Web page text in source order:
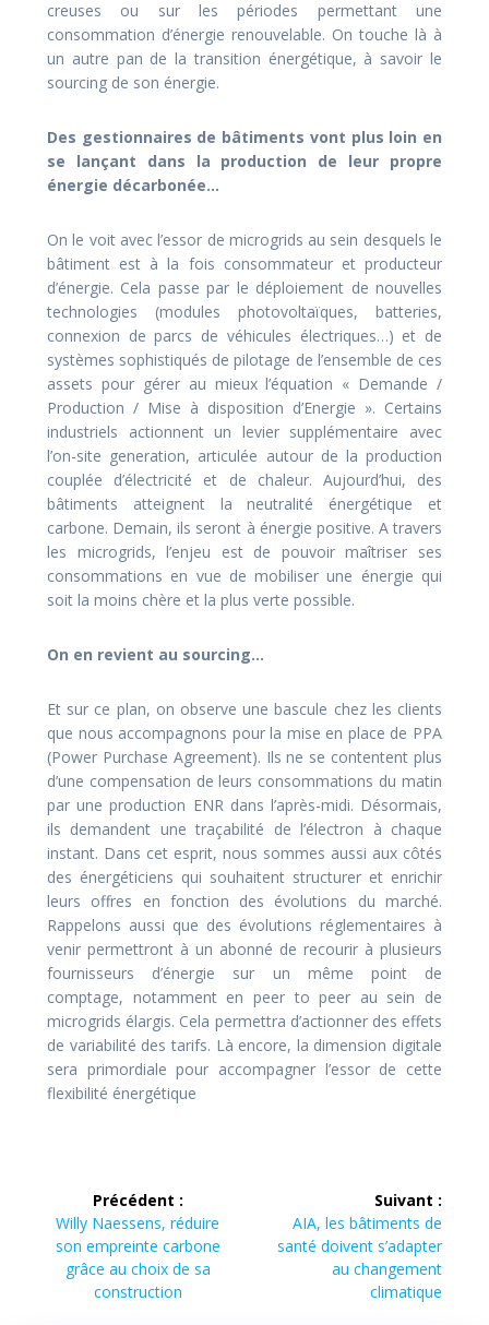
creuses ou sur les périodes permettant une
consommation d’énergie renouvelable. On touche là à
un autre pan de la transition énergétique, à savoir le
sourcing de son énergie.
Des gestionnaires de bâtiments vont plus loin en
se lançant dans la production de leur propre
énergie décarbonée…
On le voit avec l’essor de microgrids au sein desquels le
bâtiment est à la fois consommateur et producteur
d’énergie. Cela passe par le déploiement de nouvelles
technologies (modules photovoltaïques, batteries,
connexion de parcs de véhicules électriques…) et de
systèmes sophistiqués de pilotage de l’ensemble de ces
assets pour gérer au mieux l’équation « Demande /
Production / Mise à disposition d’Energie ». Certains
industriels actionnent un levier supplémentaire avec
l’on-site generation, articulée autour de la production
couplée d’électricité et de chaleur. Aujourd’hui, des
bâtiments atteignent la neutralité énergétique et
carbone. Demain, ils seront à énergie positive. A travers
les microgrids, l’enjeu est de pouvoir maîtriser ses
consommations en vue de mobiliser une énergie qui
soit la moins chère et la plus verte possible.
On en revient au sourcing…
Et sur ce plan, on observe une bascule chez les clients
que nous accompagnons pour la mise en place de PPA
(Power Purchase Agreement). Ils ne se contentent plus
d’une compensation de leurs consommations du matin
par une production ENR dans l’après-midi. Désormais,
ils demandent une traçabilité de l’électron à chaque
instant. Dans cet esprit, nous sommes aussi aux côtés
des énergéticiens qui souhaitent structurer et enrichir
leurs offres en fonction des évolutions du marché.
Rappelons aussi que des évolutions réglementaires à
venir permettront à un abonné de recourir à plusieurs
fournisseurs d’énergie sur un même point de
comptage, notamment en peer to peer au sein de
microgrids élargis. Cela permettra d’actionner des effets
de variabilité des tarifs. Là encore, la dimension digitale
sera primordiale pour accompagner l’essor de cette
flexibilité énergétique
Navigation
de
l’article
Précédent :
Article
précédent :
Willy Naessens, réduire
son empreinte carbone
grâce au choix de sa
construction
Suivant :
Article
suivant :
AIA, les bâtiments de
santé doivent s’adapter
au changement
climatique